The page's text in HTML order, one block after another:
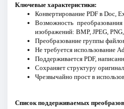
Ключевые характеристики:
Конвертирование PDF в Doc,
Возможность
изображений: BMP, JPEG,
Преобразование группы
Не требуется использование
Поддерживается PDF,
Сохраняет структуру
Чрезвычайно прост в
Список поддерживаемых